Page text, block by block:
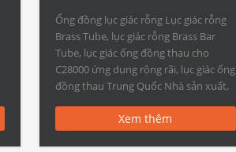
Ống đồng lục giác rỗng Lục giác rỗng
Brass Tube, lục giác rỗng Brass Bar
Tube, lục giác ống đồng thau cho
C28000 ứng dụng rộng rãi, lục giác ống
đồng thau Trung Quốc Nhà sản xuất,
đồng thau ống đồng, C37710 Brass
ống lục giác rỗng […]
Xem thêm